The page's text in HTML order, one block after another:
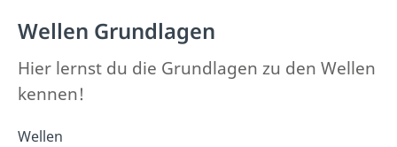
Wellen Grundlagen
Hier lernst du die Grundlagen zu den Wellen
kennen!
Wellen